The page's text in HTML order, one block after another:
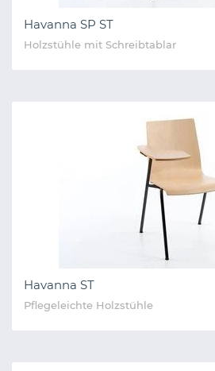
Havanna SP ST
Holzstühle mit Schreibtablar
Havanna ST
Pflegeleichte Holzstühle